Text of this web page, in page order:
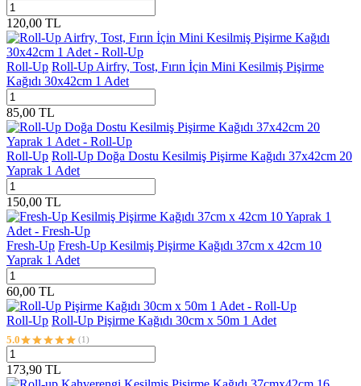
120,00 TL
Roll-Up Roll-Up Airfry, Tost, Fırın İçin Mini Kesilmiş Pişirme
Kağıdı 30x42cm 1 Adet
85,00 TL
Roll-Up Roll-Up Doğa Dostu Kesilmiş Pişirme Kağıdı 37x42cm 20
Yaprak 1 Adet
150,00 TL
Fresh-Up Fresh-Up Kesilmiş Pişirme Kağıdı 37cm x 42cm 10
Yaprak 1 Adet
60,00 TL
Roll-Up Roll-Up Pişirme Kağıdı 30cm x 50m 1 Adet
5.0 (1)
173,90 TL